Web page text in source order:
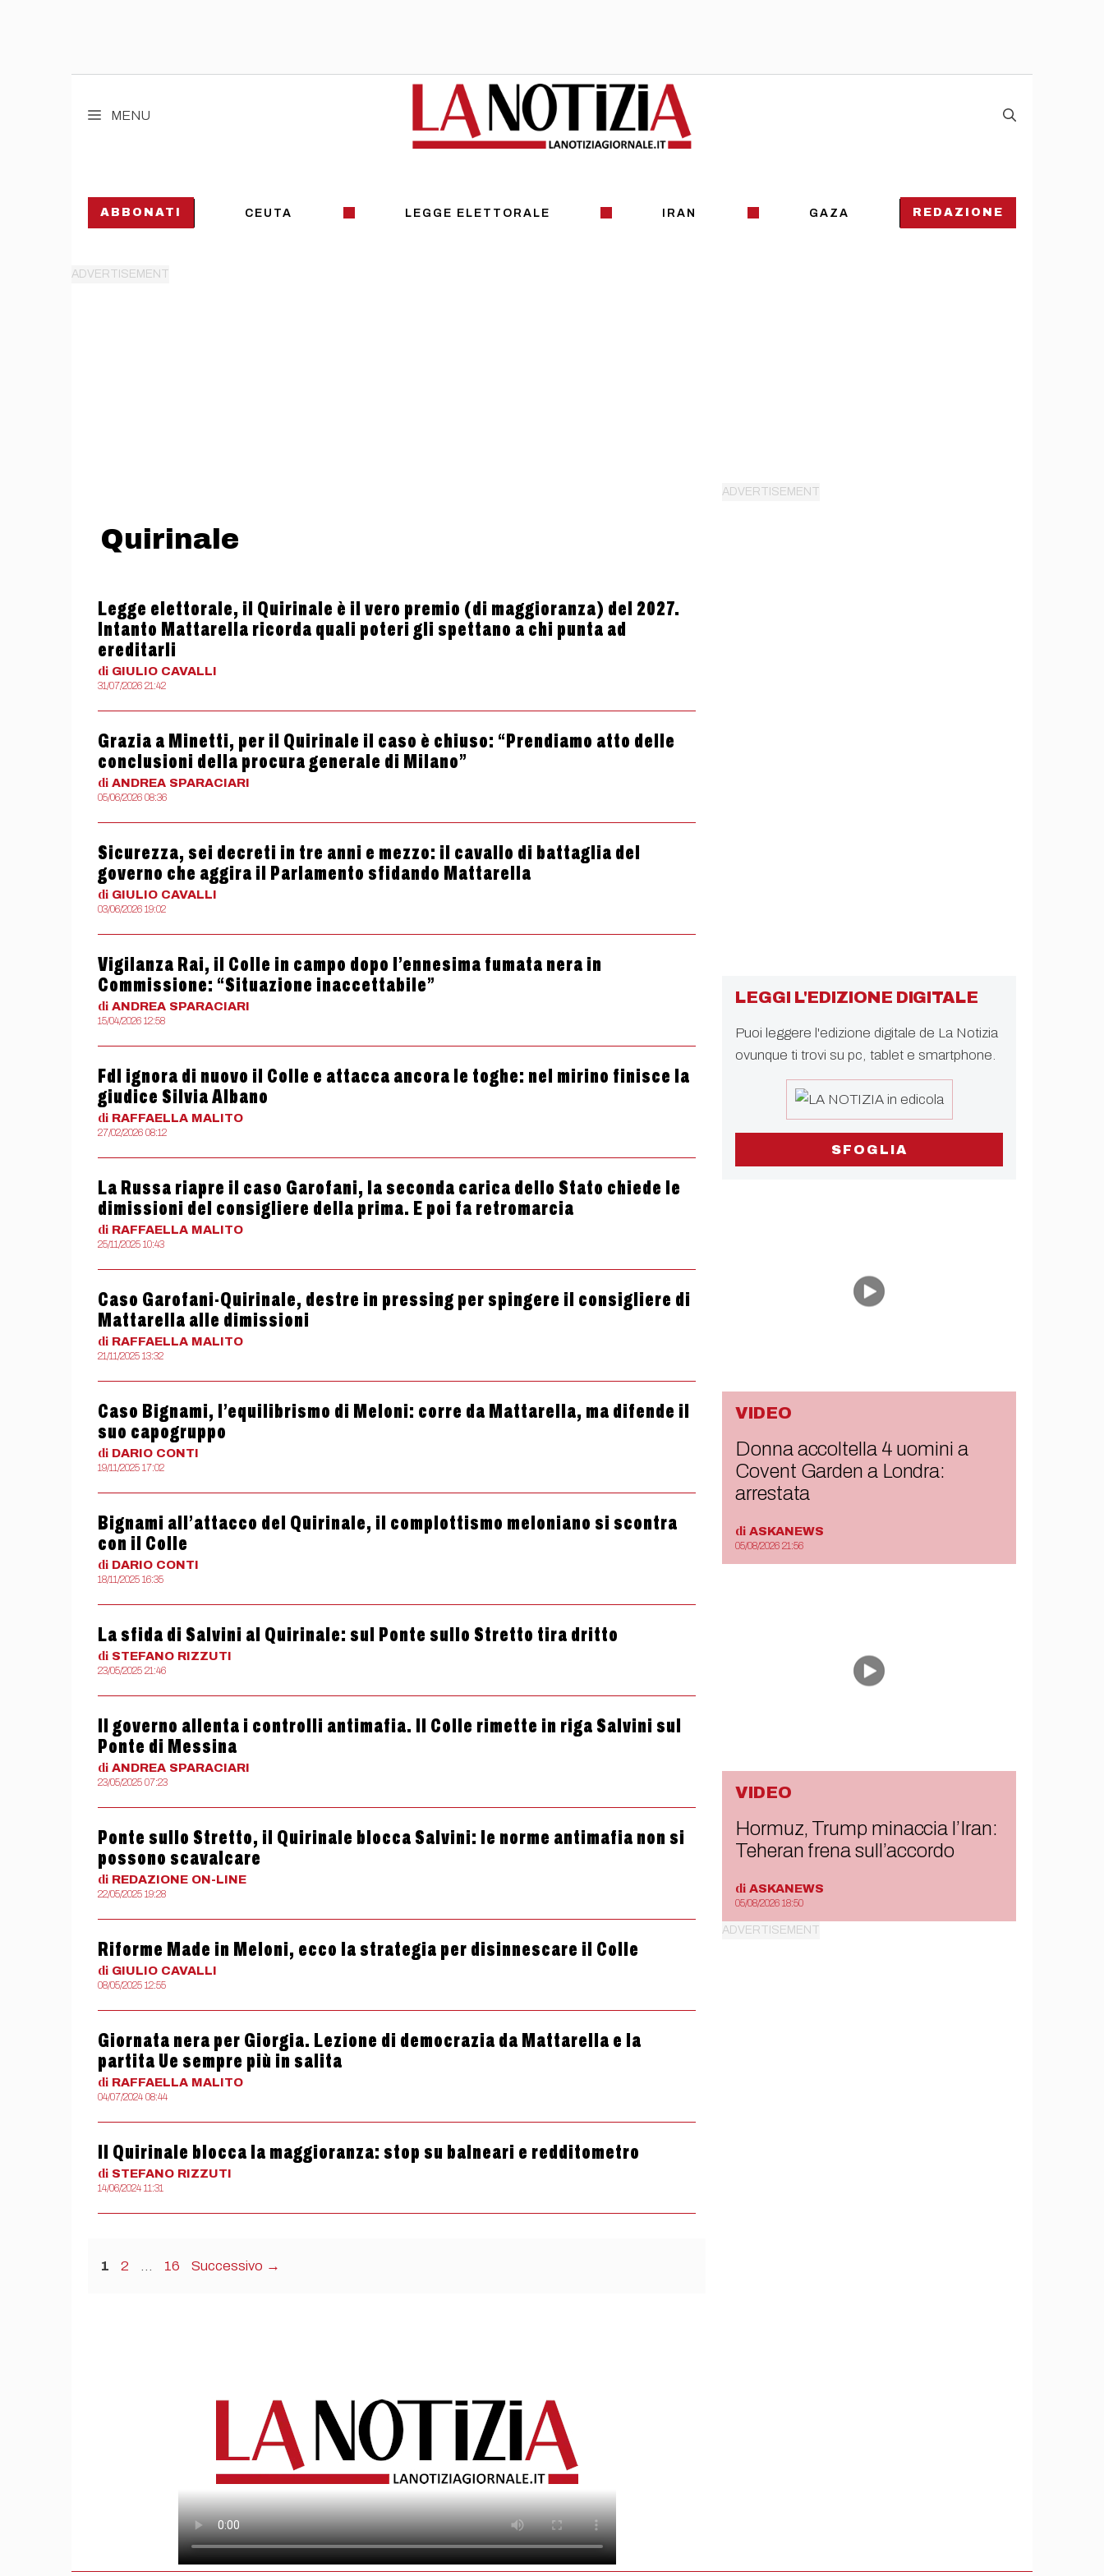
MENU
ABBONATI CEUTA LEGGE ELETTORALE IRAN GAZA REDAZIONE
Quirinale
Legge elettorale, il Quirinale è il vero premio (di maggioranza) del 2027.
Intanto Mattarella ricorda quali poteri gli spettano a chi punta ad
ereditarli
di GIULIO CAVALLI
31/07/2026 21:42
Grazia a Minetti, per il Quirinale il caso è chiuso: “Prendiamo atto delle
conclusioni della procura generale di Milano”
di ANDREA SPARACIARI
05/06/2026 08:36
Sicurezza, sei decreti in tre anni e mezzo: il cavallo di battaglia del
governo che aggira il Parlamento sfidando Mattarella
di GIULIO CAVALLI
03/06/2026 19:02
Vigilanza Rai, il Colle in campo dopo l’ennesima fumata nera in
Commissione: “Situazione inaccettabile”
di ANDREA SPARACIARI
15/04/2026 12:58
FdI ignora di nuovo il Colle e attacca ancora le toghe: nel mirino finisce la
giudice Silvia Albano
di RAFFAELLA MALITO
27/02/2026 08:12
La Russa riapre il caso Garofani, la seconda carica dello Stato chiede le
dimissioni del consigliere della prima. E poi fa retromarcia
di RAFFAELLA MALITO
25/11/2025 10:43
Caso Garofani-Quirinale, destre in pressing per spingere il consigliere di
Mattarella alle dimissioni
di RAFFAELLA MALITO
21/11/2025 13:32
Caso Bignami, l’equilibrismo di Meloni: corre da Mattarella, ma difende il
suo capogruppo
di DARIO CONTI
19/11/2025 17:02
Bignami all’attacco del Quirinale, il complottismo meloniano si scontra
con il Colle
di DARIO CONTI
18/11/2025 16:35
La sfida di Salvini al Quirinale: sul Ponte sullo Stretto tira dritto
di STEFANO RIZZUTI
23/05/2025 21:46
Il governo allenta i controlli antimafia. Il Colle rimette in riga Salvini sul
Ponte di Messina
di ANDREA SPARACIARI
23/05/2025 07:23
Ponte sullo Stretto, il Quirinale blocca Salvini: le norme antimafia non si
possono scavalcare
di REDAZIONE ON-LINE
22/05/2025 19:28
Riforme Made in Meloni, ecco la strategia per disinnescare il Colle
di GIULIO CAVALLI
08/05/2025 12:55
Giornata nera per Giorgia. Lezione di democrazia da Mattarella e la
partita Ue sempre più in salita
di RAFFAELLA MALITO
04/07/2024 08:44
Il Quirinale blocca la maggioranza: stop su balneari e redditometro
di STEFANO RIZZUTI
14/06/2024 11:31
Pagina
1 Pagina
2 … Pagina
16 Successivo →
LEGGI L'EDIZIONE DIGITALE
Puoi leggere l'edizione digitale de La Notizia
ovunque ti trovi su pc, tablet e smartphone.
SFOGLIA
VIDEO
Donna accoltella 4 uomini a
Covent Garden a Londra:
arrestata
di ASKANEWS
05/08/2026 21:56
VIDEO
Hormuz, Trump minaccia l’Iran:
Teheran frena sull’accordo
di ASKANEWS
05/08/2026 18:50